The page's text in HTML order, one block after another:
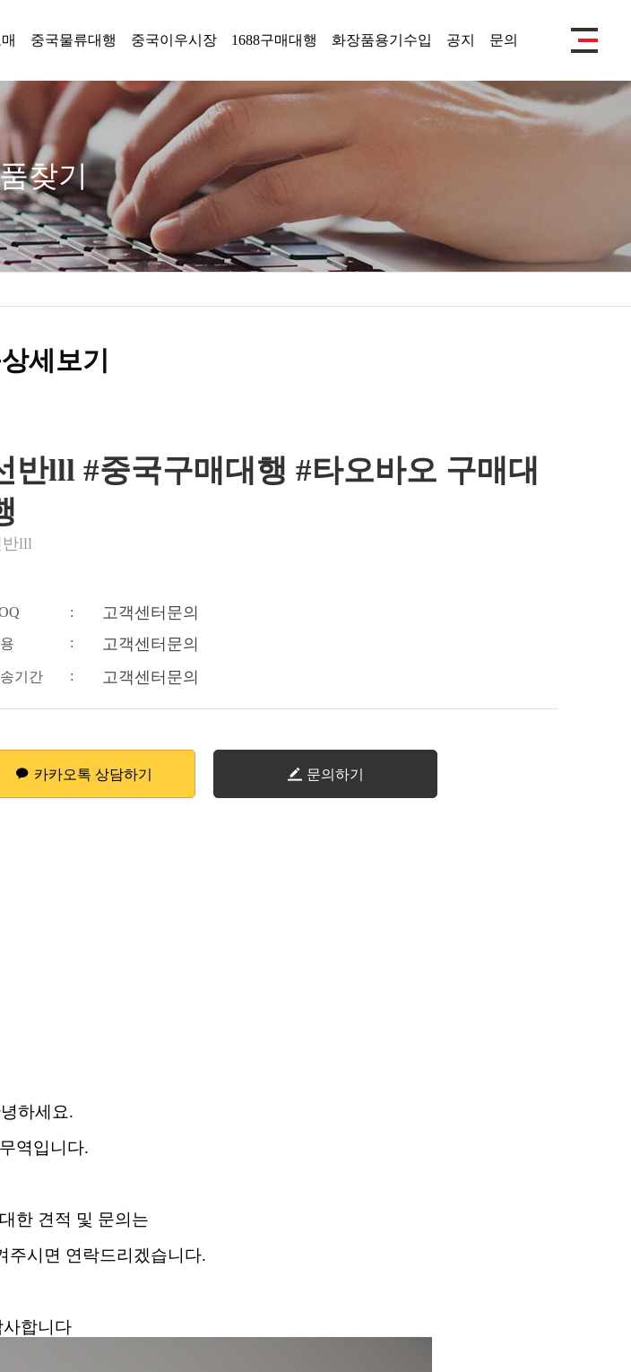
중국물류대행 중국이우시장 1688구매대행 화장품용기수입 공지 문의
찾기
세보기
반lll #중국구매대행 #타오바오 구매대
반lll
: 고객센터문의
: 고객센터문의
기간 : 고객센터문의
카카오톡 상담하기 문의하기
하세요.
역입니다.
한 견적 및 문의는
주시면 연락드리겠습니다.
사합니다